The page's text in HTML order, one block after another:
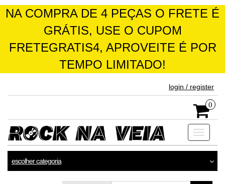
NA COMPRA DE 4 PEÇAS O FRETE É
GRÁTIS, USE O CUPOM
FRETEGRATIS4, APROVEITE É POR
TEMPO LIMITADO!
login / register
0
Toggle
escolher categoria